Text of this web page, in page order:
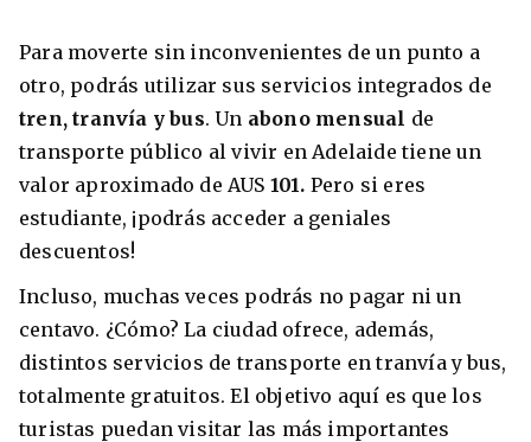
Para moverte sin inconvenientes de un punto a
otro, podrás utilizar sus servicios integrados de
tren, tranvía y bus. Un abono mensual de
transporte público al vivir en Adelaide tiene un
valor aproximado de AUS 101. Pero si eres
estudiante, ¡podrás acceder a geniales
descuentos!
Incluso, muchas veces podrás no pagar ni un
centavo. ¿Cómo? La ciudad ofrece, además,
distintos servicios de transporte en tranvía y bus,
totalmente gratuitos. El objetivo aquí es que los
turistas puedan visitar las más importantes